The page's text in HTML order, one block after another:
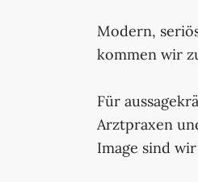
Modern,
kommen wir
Für
Arztpraxen
Image sind